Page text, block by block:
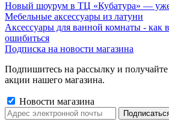
Новый шоурум в ТЦ «Кубатура» —
Мебельные аксессуары из латуни
Аксессуары для ванной комнаты - как
ошибиться
Подписка на новости магазина
Подпишитесь на рассылку и
акции нашего магазина.
Новости магазина